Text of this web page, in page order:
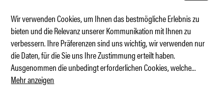
Weltpremiere der Mercedes Luxus-SUVs
Wir verwenden Cookies, um Ihnen das bestmögliche Erlebnis zu
bieten und die Relevanz unserer Kommunikation mit Ihnen zu
verbessern. Ihre Präferenzen sind uns wichtig, wir verwenden nur
die Daten, für die Sie uns Ihre Zustimmung erteilt haben.
Ausgenommen die unbedingt erforderlichen Cookies, welche...
Mehr anzeigen